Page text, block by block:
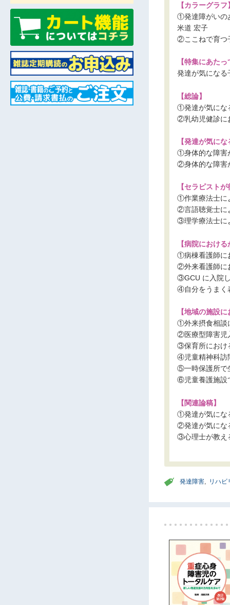
【カラーグラフ
①発達障がいの
米道 宏子
②ここねで育つ
【特集にあたっ
発達が気になる
【総論】
①発達が気にな
②乳幼児健診に
【発達が気に
①身体的な障害
②身体的な障害
【セラピスト
①作業療法士に
②言語聴覚士に
③理学療法士に
【病院におけ
①病棟看護師に
②外来看護師に
③GCU に入院
④自分をうまく
【地域の施設
①外来摂食相談
②医療型障害児
③保育所におけ
④児童精神科訪
⑤一時保護所で
⑥児童養護施設
【関連論稿】
①発達が気にな
②発達が気にな
③心理士が教え
発達障害, リハビ